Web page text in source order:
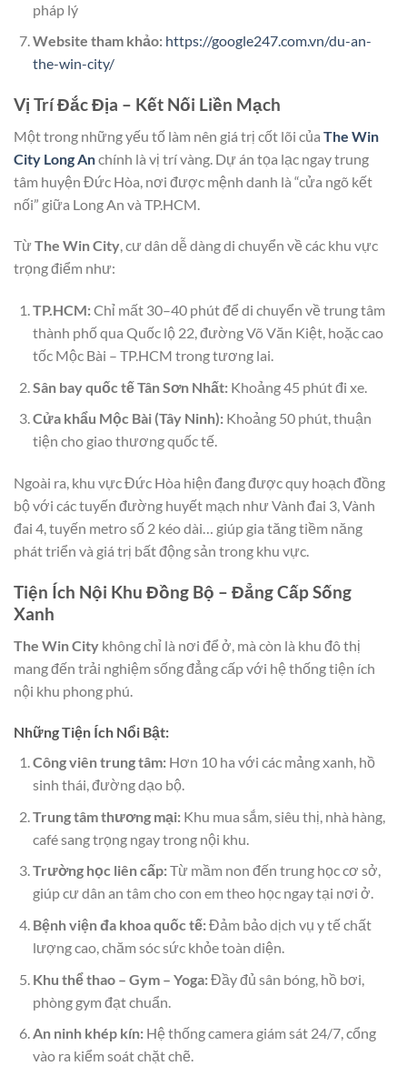
pháp lý
Website tham khảo: https://google247.com.vn/du-an-
the-win-city/
Vị Trí Đắc Địa – Kết Nối Liền Mạch
Một trong những yếu tố làm nên giá trị cốt lõi của The Win
City Long Anchính là vị trí vàng. Dự án tọa lạc ngay trung
tâm huyện Đức Hòa, nơi được mệnh danh là “cửa ngõ kết
nối” giữa Long An và TP.HCM.
TừThe Win City, cư dân dễ dàng di chuyển về các khu vực
trọng điểm như:
TP.HCM:Chỉ mất 30–40 phút để di chuyển về trung tâm
thành phố qua Quốc lộ 22, đường Võ Văn Kiệt, hoặc cao
tốc Mộc Bài – TP.HCM trong tương lai.
Sân bay quốc tế Tân Sơn Nhất:Khoảng 45 phút đi xe.
Cửa khẩu Mộc Bài (Tây Ninh):Khoảng 50 phút, thuận
tiện cho giao thương quốc tế.
Ngoài ra, khu vực Đức Hòa hiện đang được quy hoạch đồng
bộ với các tuyến đường huyết mạch như Vành đai 3, Vành
đai 4, tuyến metro số 2 kéo dài… giúp gia tăng tiềm năng
phát triển và giá trị bất động sản trong khu vực.
Tiện Ích Nội Khu Đồng Bộ – Đẳng Cấp Sống
Xanh
The Win City không chỉ là nơi để ở, mà còn là khu đô thị
mang đến trải nghiệm sống đẳng cấp với hệ thống tiện ích
nội khu phong phú.
Những Tiện Ích Nổi Bật:
Công viên trung tâm:Hơn 10 ha với các mảng xanh, hồ
sinh thái, đường dạo bộ.
Trung tâm thương mại:Khu mua sắm, siêu thị, nhà hàng,
café sang trọng ngay trong nội khu.
Trường học liên cấp:Từ mầm non đến trung học cơ sở,
giúp cư dân an tâm cho con em theo học ngay tại nơi ở.
Bệnh viện đa khoa quốc tế:Đảm bảo dịch vụ y tế chất
lượng cao, chăm sóc sức khỏe toàn diện.
Khu thể thao – Gym – Yoga:Đầy đủ sân bóng, hồ bơi,
phòng gym đạt chuẩn.
An ninh khép kín:Hệ thống camera giám sát 24/7, cổng
vào ra kiểm soát chặt chẽ.